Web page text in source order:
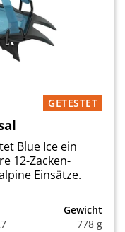
GETESTET
Blue Ice ein
12-Zacken-
Einsätze.
Gewicht
778 g